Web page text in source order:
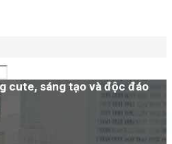
cute, sáng tạo và độc đáo